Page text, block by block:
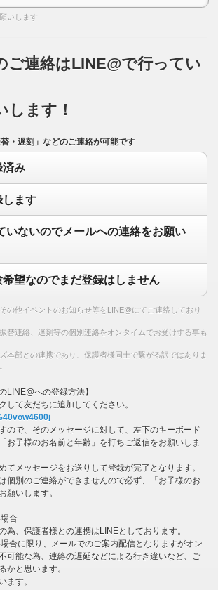
いします
ご連絡はLINE@で行ってい
します！
・遅刻」などのご連絡が可能です
済み
します
いないのでメールへの連絡をお願い
望なのでまだ登録はしません
の他イベントのお知らせ等をLINE@にてご連絡しており
替連絡、遅刻等の個別連絡をオンタイムでお受けする事も
本部との連携であり、保護者様同士で繋がる訳ではありま
LINE@への登録方法】
て友だちに追加してください。
ので、そのメッセージに対して、左下のキーボード
お子様のお名前と年齢」を打ちご返信をお願いしま
メッセージをお送りして登録が完了となります。
個別のご連絡ができませんので必ず、「お子様のお
願いします。
合
為、保護者様との連携はLINEとしております。
合に限り、メールでのご案内配信となりますがオン
可能な為、連絡の遅延などによる行き違いなど、ご
かと思います。
ます。